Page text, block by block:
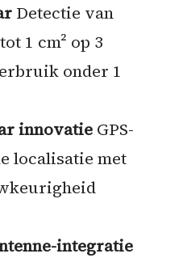
Detectie van
1 cm² op 3
onder 1
innovatieGPS-
localisatie met
integratie